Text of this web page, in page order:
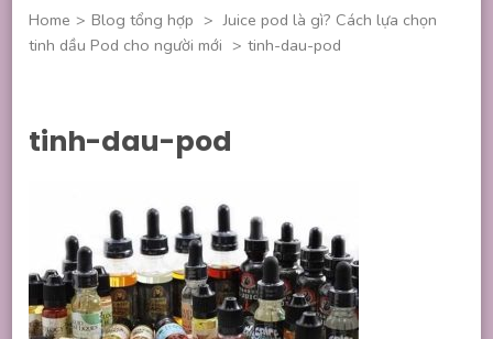
Home > Blog tổng hợp > Juice pod là gì? Cách lựa chọn
tinh dầu Pod cho người mới > tinh-dau-pod
tinh-dau-pod